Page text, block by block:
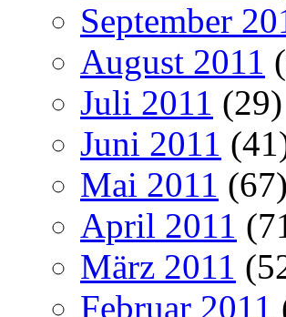
September
August 2011
Juli 2011 (29)
Juni 2011
Mai 2011 (67)
April 2011
März 2011
Februar 2011